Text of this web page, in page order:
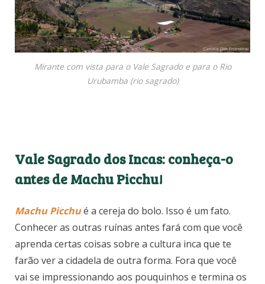
Mirante com vista para o Vale Sagrado e para o Rio
Urubamba (rio sagrado)
Vale Sagrado dos Incas: conheça-o
antes de Machu Picchu!
Machu Picchué a cereja do bolo. Isso é um fato.
Conhecer as outras ruínas antes fará com que você
aprenda certas coisas sobre a cultura inca que te
farão ver a cidadela de outra forma. Fora que você
vai se impressionando aos pouquinhos e termina os